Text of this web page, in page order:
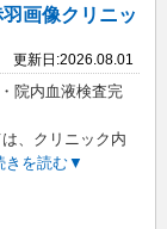
画像クリニッ
更新日:2026.08.01
院内血液検査完
、クリニック内
きを読む▼